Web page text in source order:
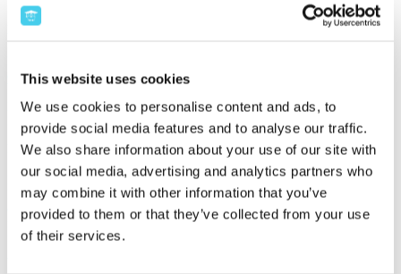
This website uses cookies
We use cookies to personalise content and ads, to
provide social media features and to analyse our traffic.
We also share information about your use of our site with
our social media, advertising and analytics partners who
may combine it with other information that you’ve
provided to them or that they’ve collected from your use
of their services.
Descrierea programului
dificile și necesită o pregatire sistemică și riguroasă.
probleme, asigurându-se o bază solidă de înțelegere și un antrenament
ale olimpiadei
Profesor(i): Mihai Vasile
Mihai este in prezent student în anul III la Universitatea Oxford, din UK.
Fost olimpic international, Mihai a participat la multiple olimpiade și
concursuri de fizică și astronomie între anii 2016-2020. Printre cele mai
notabile rezultate se numără medalii de argint și bronz la competiții
internaționale cum ar fi: IOAA, EuPhO sau APhO.